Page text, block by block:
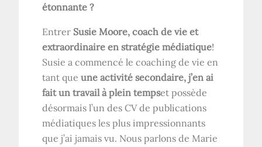
étonnante ?
Entrer Susie Moore, coach de vie et
extraordinaire en stratégie médiatique!
Susie a commencé le coaching de vie en
tant queune activité secondaire, j’en ai
fait un travail à plein tempset possède
désormais l’un des CV de publications
médiatiques les plus impressionnants
que j’ai jamais vu. Nous parlons de Marie